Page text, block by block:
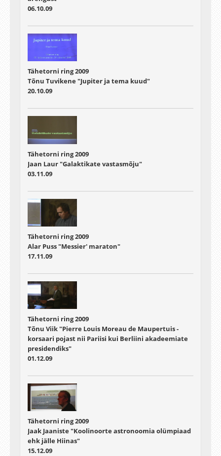
06.10.09
Tähetorni ring 2009
Tõnu Tuvikene "Jupiter ja tema kuud"
20.10.09
Tähetorni ring 2009
Jaan Laur "Galaktikate vastasmõju"
03.11.09
Tähetorni ring 2009
Alar Puss "Messier' maraton"
17.11.09
Tähetorni ring 2009
Tõnu Viik "Pierre Louis Moreau de Maupertuis -
korsaari pojast nii Pariisi kui Berliini akadeemiate
presidendiks"
01.12.09
Tähetorni ring 2009
Jaak Jaaniste "Koolinoorte astronoomia olümpiaad
ehk jälle Hiinas"
15.12.09